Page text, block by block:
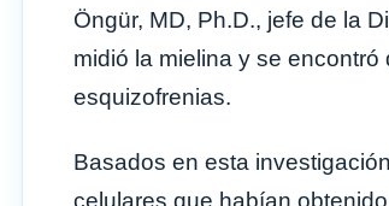
Öngür, MD, Ph.D., jefe de la
midió la mielina y se
esquizofrenias.
Basados ​​en esta
celulares que habían